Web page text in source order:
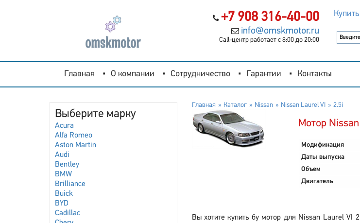
+7 908 316-40-00
info@omskmotor.ru
Call-центр работает с 8:00 до 20:00
Главная О компании Сотрудничество Гарантии Контакты
Выберите марку
Acura
Alfa Romeo
Aston Martin
Audi
Bentley
BMW
Brilliance
Buick
BYD
Cadillac
Главная Каталог Nissan Nissan Laurel VI 2.5i
Мотор
Модификация
Даты выпуска
Объем
Двигатель
Вы хотите купить бу мотор для Nissan Laurel